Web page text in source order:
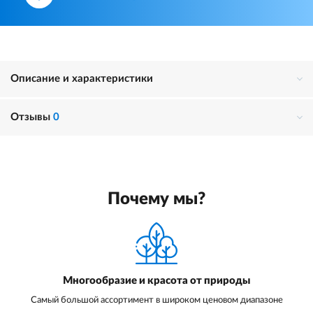
Описание и характеристики
Отзывы 0
Почему мы?
Многообразие и красота от природы
Самый большой ассортимент в широком ценовом диапазоне